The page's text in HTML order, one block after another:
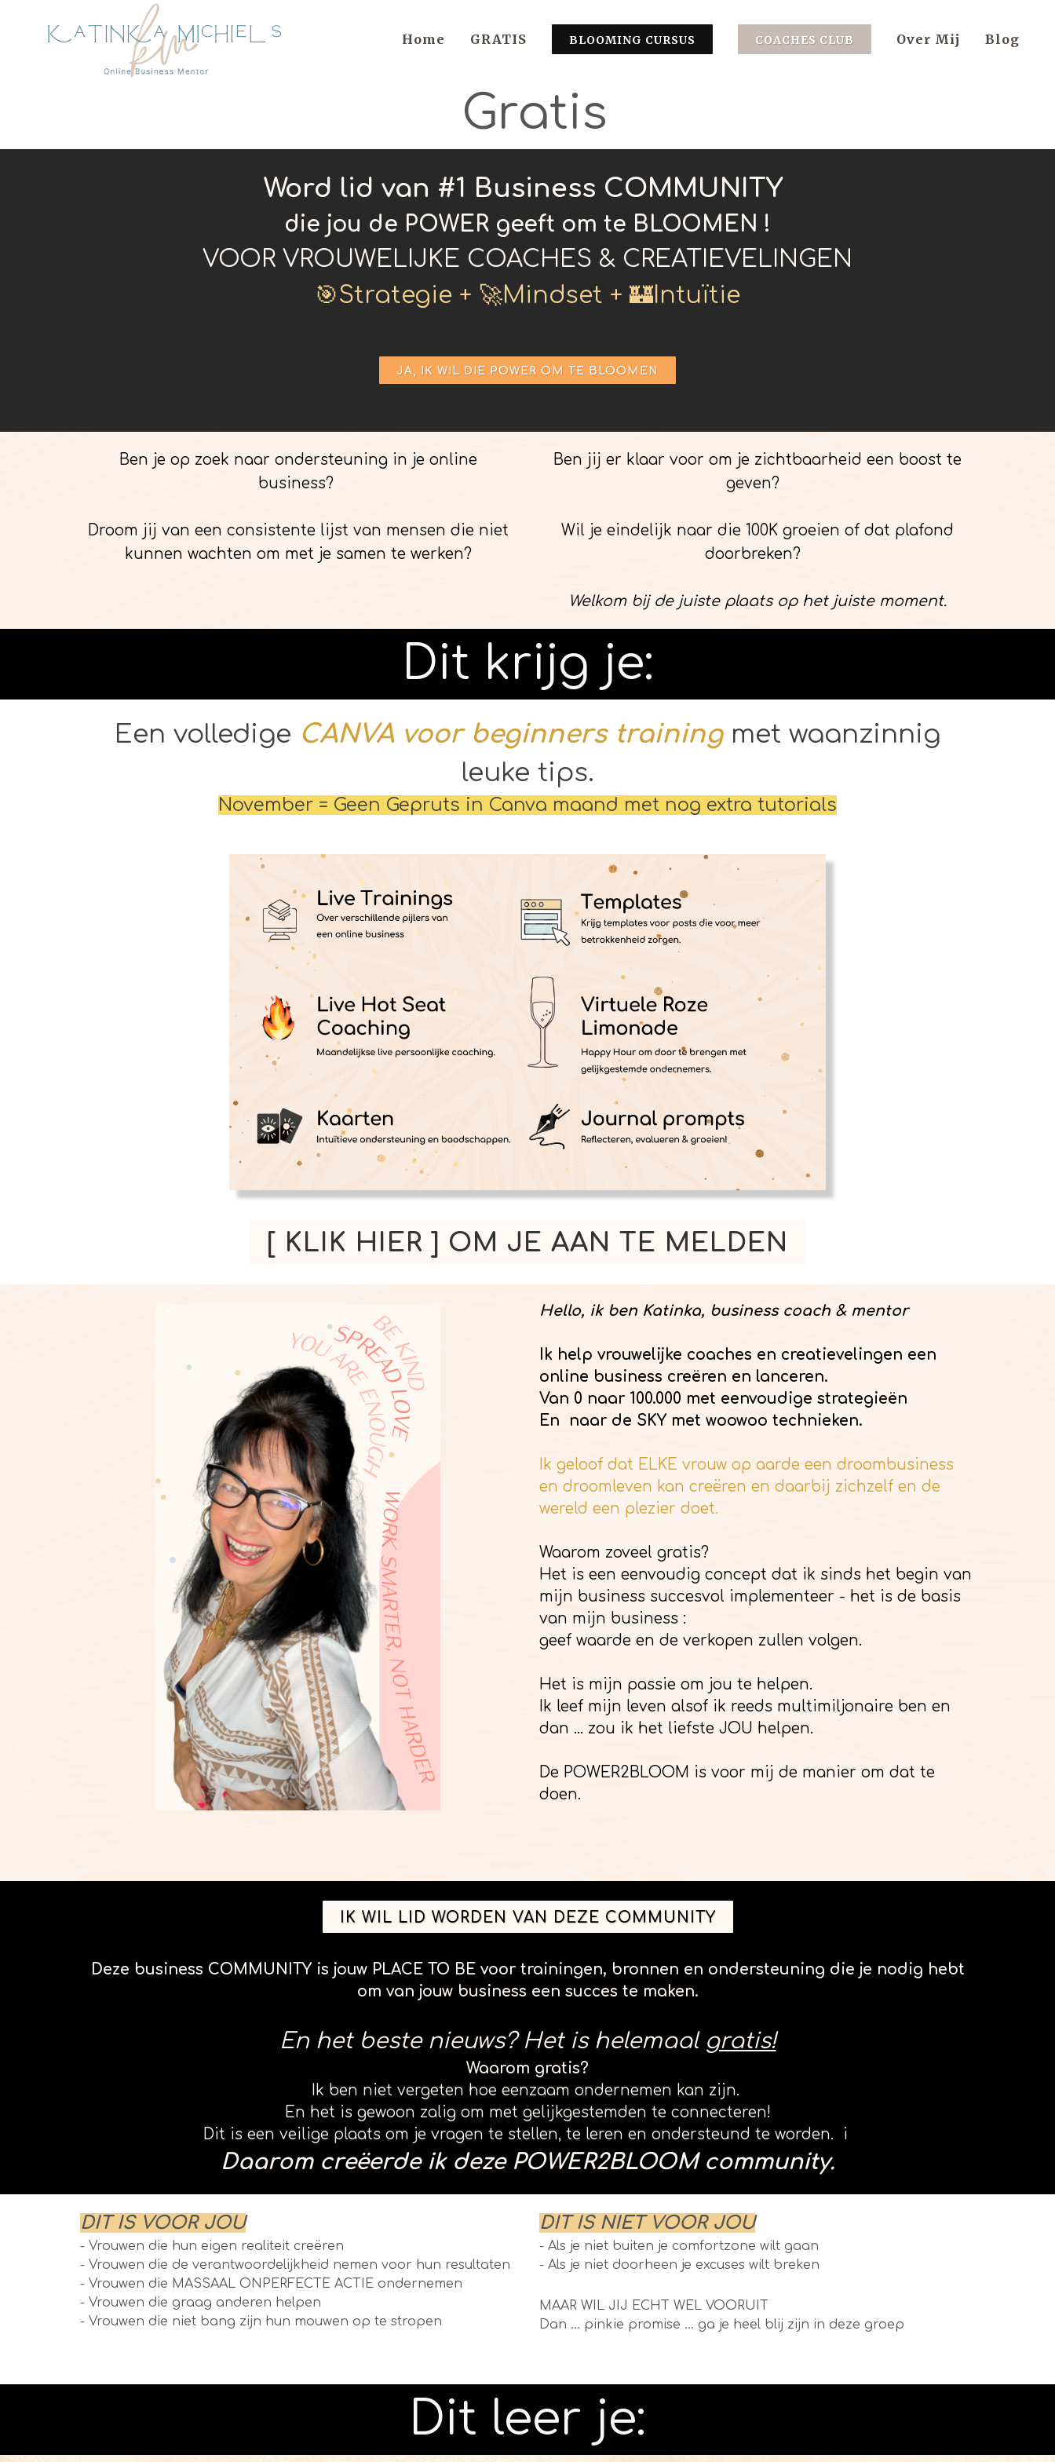
Home GRATIS BLOOMING CURSUS COACHES CLUB Over Mij Blog
Gratis
Word lid van #1 Business COMMUNITY
die jou de POWER geeft om te BLOOMEN !
VOOR VROUWELIJKE COACHES & CREATIEVELINGEN
🎯Strategie + 🚀Mindset + 🏰Intuïtie
JA, IK WIL DIE POWER OM TE BLOOMEN
Ben je op zoek naar ondersteuning in je online
business?
Droom jij van een consistente lijst van mensen die niet
kunnen wachten om met je samen te werken?
Ben jij er klaar voor om je zichtbaarheid een boost te
geven?
Wil je eindelijk naar die 100K groeien of dat plafond
doorbreken?
Welkom bij de juiste plaats op het juiste moment.
Dit krijg je:
Een volledige CANVA voor beginners trainingmet waanzinnig
leuke tips.
November = Geen Gepruts in Canva maand met nog extra tutorials
[ KLIK HIER ] OM JE AAN TE MELDEN
Hello, ik ben Katinka, business coach & mentor
Ik help vrouwelijke coaches en creatievelingen een
online business creëren en lanceren.
Van 0 naar 100.000 met eenvoudige strategieën
En naar de SKY met woowoo technieken.
Ik geloof dat ELKE vrouw op aarde een droombusiness
en droomleven kan creëren en daarbij zichzelf en de
wereld een plezier doet.
Waarom zoveel gratis?
Het is een eenvoudig concept dat ik sinds het begin van
mijn business succesvol implementeer - het is de basis
van mijn business :
geef waarde en de verkopen zullen volgen.
Het is mijn passie om jou te helpen.
Ik leef mijn leven alsof ik reeds multimiljonaire ben en
dan ... zou ik het liefste JOU helpen.
De POWER2BLOOM is voor mij de manier om dat te
doen.
IK WIL LID WORDEN VAN DEZE COMMUNITY
Deze business COMMUNITY is jouw PLACE TO BE voor trainingen, bronnen en ondersteuning die je nodig hebt
om van jouw business een succes te maken.
En het beste nieuws? Het is helemaal gratis!
Waarom gratis?
Ik ben niet vergeten hoe eenzaam ondernemen kan zijn.
En het is gewoon zalig om met gelijkgestemden te connecteren!
Dit is een veilige plaats om je vragen te stellen, te leren en ondersteund te worden. i
Daarom creëerde ik deze POWER2BLOOM community.
DIT IS VOOR JOU
- Vrouwen die hun eigen realiteit creëren
- Vrouwen die de verantwoordelijkheid nemen voor hun resultaten
- Vrouwen die MASSAAL ONPERFECTE ACTIE ondernemen
- Vrouwen die graag anderen helpen
- Vrouwen die niet bang zijn hun mouwen op te stropen
DIT IS NIET VOOR JOU
- Als je niet buiten je comfortzone wilt gaan
- Als je niet doorheen je excuses wilt breken
MAAR WIL JIJ ECHT WEL VOORUIT
Dan ... pinkie promise ... ga je heel blij zijn in deze groep
Dit leer je: